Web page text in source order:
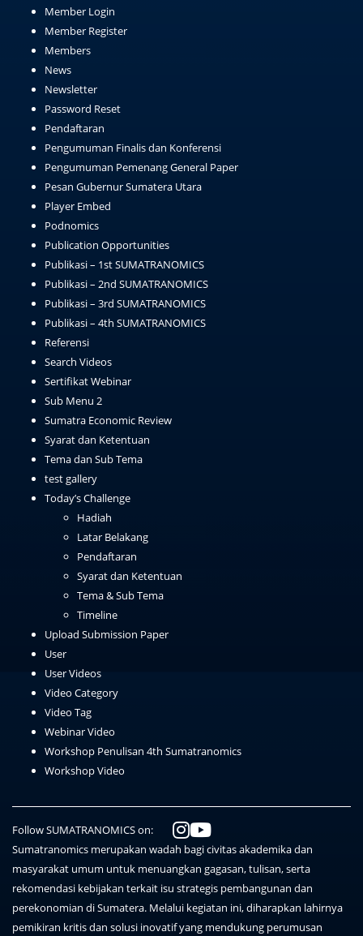
Member Login
Member Register
Members
News
Newsletter
Password Reset
Pendaftaran
Pengumuman Finalis dan Konferensi
Pengumuman Pemenang General Paper
Pesan Gubernur Sumatera Utara
Player Embed
Podnomics
Publication Opportunities
Publikasi – 1st SUMATRANOMICS
Publikasi – 2nd SUMATRANOMICS
Publikasi – 3rd SUMATRANOMICS
Publikasi – 4th SUMATRANOMICS
Referensi
Search Videos
Sertifikat Webinar
Sub Menu 2
Sumatra Economic Review
Syarat dan Ketentuan
Tema dan Sub Tema
test gallery
Today’s Challenge
Hadiah
Latar Belakang
Pendaftaran
Syarat dan Ketentuan
Tema & Sub Tema
Timeline
Upload Submission Paper
User
User Videos
Video Category
Video Tag
Webinar Video
Workshop Penulisan 4th Sumatranomics
Workshop Video
Follow SUMATRANOMICS on:
Sumatranomics merupakan wadah bagi civitas akademika dan
masyarakat umum untuk menuangkan gagasan, tulisan, serta
rekomendasi kebijakan terkait isu strategis pembangunan dan
perekonomian di Sumatera. Melalui kegiatan ini, diharapkan lahirnya
pemikiran kritis dan solusi inovatif yang mendukung perumusan